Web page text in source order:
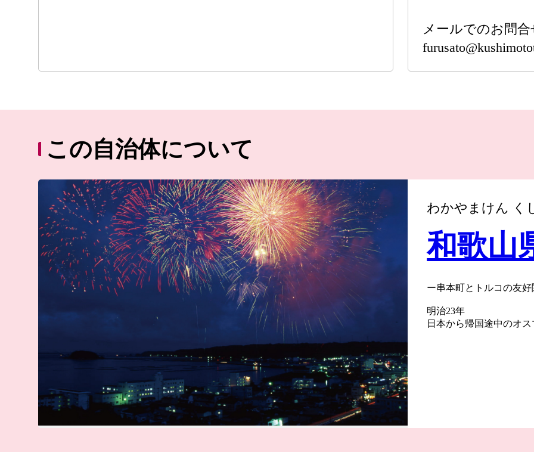
メールでのお問合
この自治体について
わかやまけん く
和歌山
ー串本町とトルコの友好
明治23年
日本から帰国途中のオ